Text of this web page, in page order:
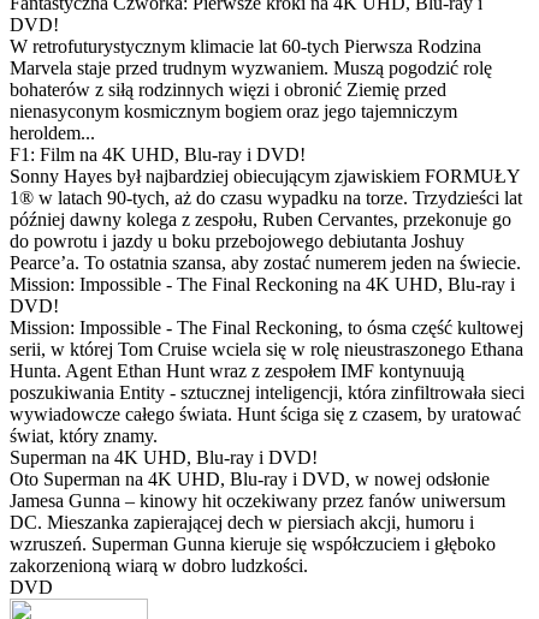
DVD!
W retrofuturystycznym klimacie lat 60-tych Pierwsza Rodzina
Marvela staje przed trudnym wyzwaniem. Muszą pogodzić rolę
bohaterów z siłą rodzinnych więzi i obronić Ziemię przed
nienasyconym kosmicznym bogiem oraz jego tajemniczym
heroldem...
F1: Film na 4K UHD, Blu-ray i DVD!
Sonny Hayes był najbardziej obiecującym zjawiskiem FORMUŁY
1® w latach 90-tych, aż do czasu wypadku na torze. Trzydzieści lat
później dawny kolega z zespołu, Ruben Cervantes, przekonuje go
do powrotu i jazdy u boku przebojowego debiutanta Joshuy
Pearce’a. To ostatnia szansa, aby zostać numerem jeden na świecie.
Mission: Impossible - The Final Reckoning na 4K UHD, Blu-ray i
DVD!
Mission: Impossible - The Final Reckoning, to ósma część kultowej
serii, w której Tom Cruise wciela się w rolę nieustraszonego Ethana
Hunta. Agent Ethan Hunt wraz z zespołem IMF kontynuują
poszukiwania Entity - sztucznej inteligencji, która zinfiltrowała sieci
wywiadowcze całego świata. Hunt ściga się z czasem, by uratować
świat, który znamy.
Superman na 4K UHD, Blu-ray i DVD!
Oto Superman na 4K UHD, Blu-ray i DVD, w nowej odsłonie
Jamesa Gunna – kinowy hit oczekiwany przez fanów uniwersum
DC. Mieszanka zapierającej dech w piersiach akcji, humoru i
wzruszeń. Superman Gunna kieruje się współczuciem i głęboko
zakorzenioną wiarą w dobro ludzkości.
DVD